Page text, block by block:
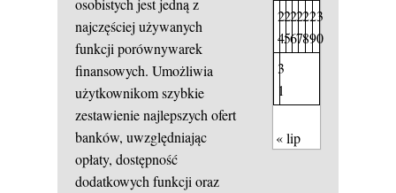
osobistych jest jedną z
najczęściej używanych
funkcji porównywarek
finansowych. Umożliwia
użytkownikom szybkie
zestawienie najlepszych ofert
banków, uwzględniając
opłaty, dostępność
dodatkowych funkcji oraz
2
4
2
5
2
6
2
7
2
8
2
9
3
0
3
1
« lip